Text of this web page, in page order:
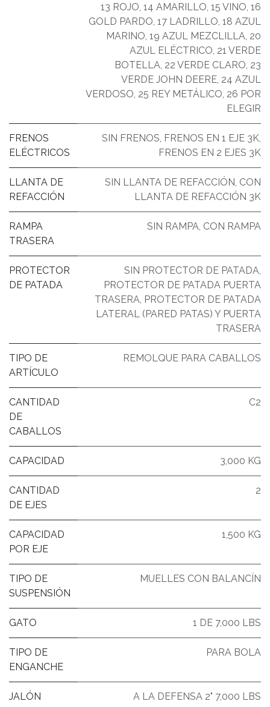
13 ROJO, 14 AMARILLO, 15 VINO, 16
GOLD PARDO, 17 LADRILLO, 18 AZUL
MARINO, 19 AZUL MEZCLILLA, 20
AZUL ELÉCTRICO, 21 VERDE
BOTELLA, 22 VERDE CLARO, 23
VERDE JOHN DEERE, 24 AZUL
VERDOSO, 25 REY METÁLICO, 26 POR
ELEGIR
FRENOS
ELÉCTRICOS
SIN FRENOS, FRENOS EN 1 EJE 3K,
FRENOS EN 2 EJES 3K
LLANTA DE
REFACCIÓN
SIN LLANTA DE REFACCIÓN, CON
LLANTA DE REFACCIÓN 3K
RAMPA
TRASERA
SIN RAMPA, CON RAMPA
PROTECTOR
DE PATADA
SIN PROTECTOR DE PATADA,
PROTECTOR DE PATADA PUERTA
TRASERA, PROTECTOR DE PATADA
LATERAL (PARED PATAS) Y PUERTA
TRASERA
TIPO DE
ARTÍCULO
REMOLQUE PARA CABALLOS
CANTIDAD
DE
CABALLOS
C2
CAPACIDAD 3,000 KG
CANTIDAD
DE EJES
2
CAPACIDAD
POR EJE
1,500 KG
TIPO DE
SUSPENSIÓN
MUELLES CON BALANCÍN
GATO 1 DE 7,000 LBS
TIPO DE
ENGANCHE
PARA BOLA
JALÓN A LA DEFENSA 2" 7,000 LBS